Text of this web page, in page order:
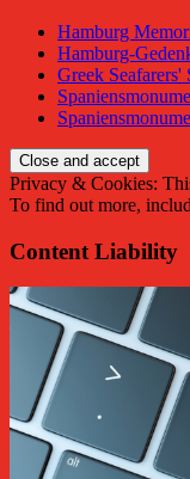
Hamburg
Hamburg-
Greek Seafarers'
Privacy & Cookies:
To find out more,
Content Liability